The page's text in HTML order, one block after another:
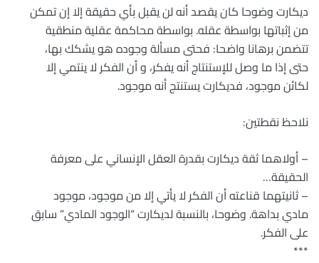
ديكارت وضوحا كان يقصد أنه لن يقبل بأي حقيقة إلا إن تمكن
من إثباتها بواسطة عقله. بواسطة محاكمة عقلية منطقية
تتضمن برهانا واضحا: فحتى مسألة وجوده هو يشكك بها،
حتى إذا ما وصل للإستنتاج أنه يفكر، و أن الفكر لا ينتمي إلا
لكائن موجود، فديكارت يستنتج أنه موجود.
نلاحظ نقطتين:
– أولاهما ثقة ديكارت بقدرة العقل الإنساني على معرفة
الحقيقة…
– ثانيتهما قناعته أن الفكر لا يأتي إلا من موجود، موجود
مادي بداهة. وضوحا، بالنسبة لديكارت “الوجود المادي” سابق
على الفكر.
***